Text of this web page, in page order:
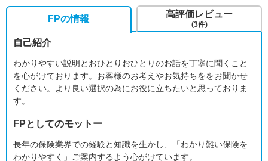
FPの情報
自己紹介
わかりやすい説明とおひとりおひとりのお話を丁寧に聞くこと
を心がけております。お客様のお考えやお気持ちををお聞かせ
ください。より良い選択の為にお役に立ちたいと思っておりま
す。
FPとしてのモットー
長年の保険業界での経験と知識を生かし、「わかり難い保険を
わかりやすく」ご案内するよう心がけています。
高評価レビュー
(3件)